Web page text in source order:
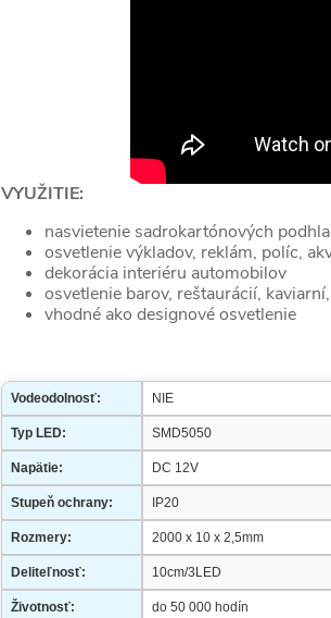
VYUŽITIE:
nasvietenie sadrokartónových
osvetlenie výkladov, reklám, políc,
dekorácia interiéru automobilov
osvetlenie barov, reštaurácií,
vhodné ako designové osvetlenie
Vodeodolnosť: NIE
Typ LED: SMD5050
Napätie: DC 12V
Stupeň ochrany: IP20
Rozmery: 2000 x 10 x 2,5mm
Deliteľnosť: 10cm/3LED
Životnosť: do 50 000 hodín